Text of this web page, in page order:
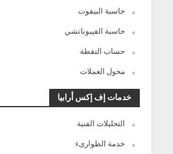
حاسبة البيفوت
حاسبة الفيبوناتشي
حساب النقطة
محول العملات
خدمات إف إكس أرابيا
التحليلات الفنية
خدمة الطوارىء